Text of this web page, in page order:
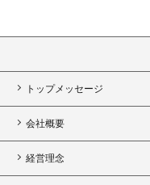
トップメッセージ
会社概要
経営理念